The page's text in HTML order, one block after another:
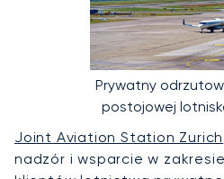
Prywatny
postojowej
Joint Aviation Station Zurich
nadzór i wsparcie w